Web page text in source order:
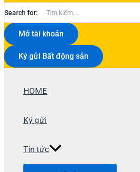
Search for:
Mở tài khoản
Ký gửi Bất động sản
HOME
Ký gửi
Tin tức